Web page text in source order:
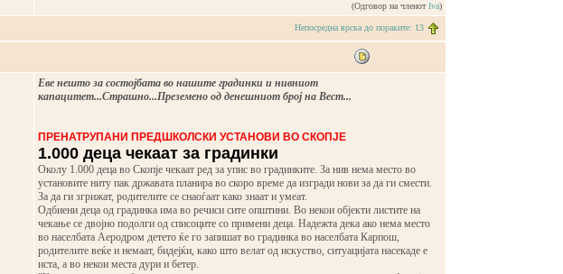
(Одговор на членотIva)
Непосредна врска до пораките: 13
Еве нешто за состојбата во нашите градинки и нивниот
капацитет...Страшно...Преземено од денешниот број на Вест...
ПРЕНАТРУПАНИ ПРЕДШКОЛСКИ УСТАНОВИ ВО СКОПЈЕ
1.000 деца чекаат за градинки
Околу 1.000 деца во Скопје чекаат ред за упис во градинките. За нив нема место во
установите ниту пак државата планира во скоро време да изгради нови за да ги смести.
За да ги згрижат, родителите се снаоѓаат како знаат и умеат.
Одбиени деца од градинка има во речиси сите општини. Во некои објекти листите на
чекање се двојно подолги од списоците со примени деца. Надежта дека ако нема место
во населбата Аеродром детето ќе го запишат во градинка во населбата Карпош,
родителите веќе и немаат, бидејќи, како што велат од искуство, ситуацијата насекаде е
иста, а во некои места дури и бетер.